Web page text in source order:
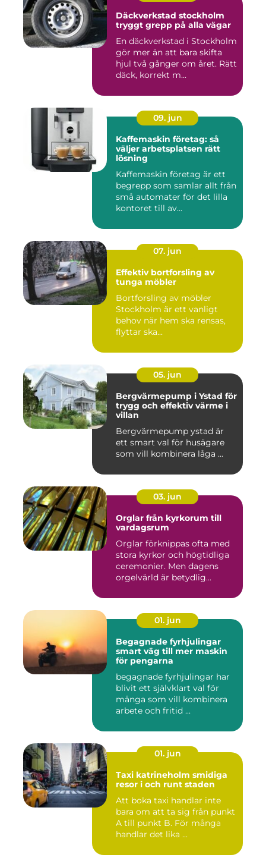
Däckverkstad stockholm
tryggt grepp på alla vägar
En däckverkstad i Stockholm
gör mer än att bara skifta
hjul två gånger om året. Rätt
däck, korrekt m...
09. jun
Kaffemaskin företag: så
väljer arbetsplatsen rätt
lösning
Kaffemaskin företag är ett
begrepp som samlar allt från
små automater för det lilla
kontoret till av...
07. jun
Effektiv bortforsling av
tunga möbler
Bortforsling av möbler
Stockholm är ett vanligt
behov när hem ska rensas,
flyttar ska...
05. jun
Bergvärmepump i Ystad för
trygg och effektiv värme i
villan
Bergvärmepump ystad är
ett smart val för husägare
som vill kombinera låga ...
03. jun
Orglar från kyrkorum till
vardagsrum
Orglar förknippas ofta med
stora kyrkor och högtidliga
ceremonier. Men dagens
orgelvärld är betydlig...
01. jun
Begagnade fyrhjulingar
smart väg till mer maskin
för pengarna
begagnade fyrhjulingar har
blivit ett självklart val för
många som vill kombinera
arbete och fritid ...
01. jun
Taxi katrineholm smidiga
resor i och runt staden
Att boka taxi handlar inte
bara om att ta sig från punkt
A till punkt B. För många
handlar det lika ...